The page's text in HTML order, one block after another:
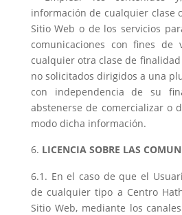
información de cualquier clase
Sitio Web o de los servicios
comunicaciones con fines de
cualquier otra clase de
no solicitados dirigidos a una
con independencia de su
abstenerse de comercializar o
modo dicha información.
LICENCIA SOBRE LAS
6.1. En el caso de que el
de cualquier tipo a Centro
Sitio Web, mediante los